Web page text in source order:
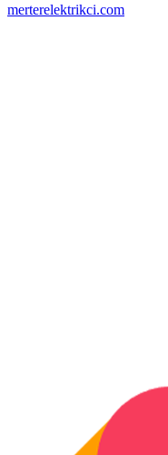
merterelektrikci.com